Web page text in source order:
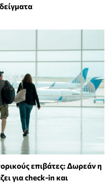
επιβάτες: Δωρεάν η
για check-in και